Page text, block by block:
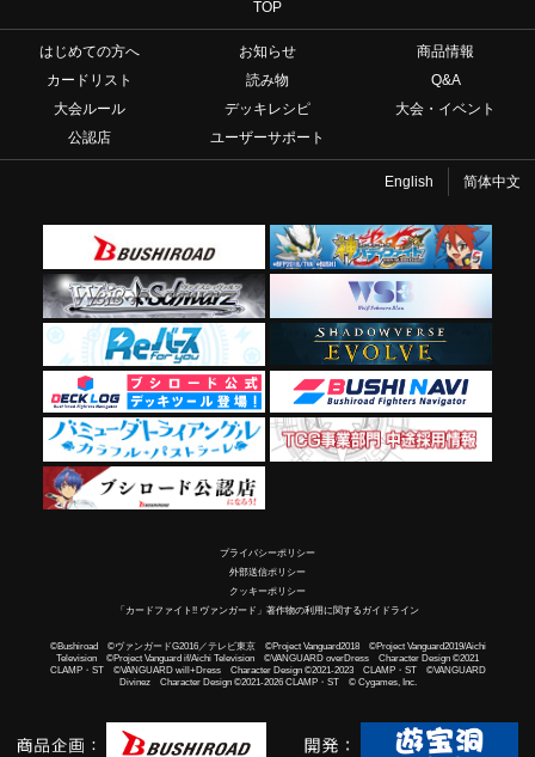
TOP
はじめての方へ お知らせ
商品情報
カードリスト
読み物
Q&A
大会ルール
デッキレシピ
大会・イベント
公認店
ユーザーサポート
English 简体中文
プライバシーポリシー
外部送信ポリシー
クッキーポリシー
「カードファイト!! ヴァンガード」著作物の利用に関するガイドライン
©Bushiroad ©ヴァンガードG2016／テレビ東京 ©Project Vanguard2018 ©Project Vanguard2019/Aichi
Television ©Project Vanguard if/Aichi Television ©VANGUARD overDress Character Design ©2021
CLAMP・ST ©VANGUARD will+Dress Character Design ©2021-2023 CLAMP・ST ©VANGUARD
Divinez Character Design ©2021-2026 CLAMP・ST © Cygames, Inc.